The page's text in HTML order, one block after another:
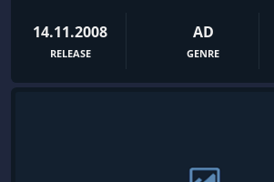
14.11.2008
RELEASE
AD
GENRE